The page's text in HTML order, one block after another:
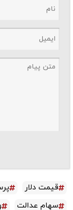
قیمت دلار
سهام عدالت